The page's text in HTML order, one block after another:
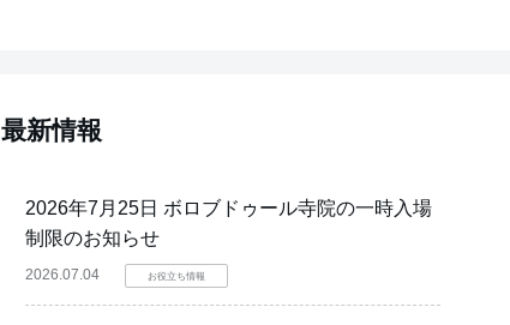
最新情報
2026年7月25日 ボロブドゥール寺院の一時入場
制限のお知らせ
2026.07.04 お役立ち情報